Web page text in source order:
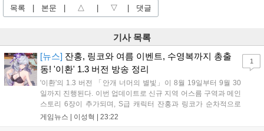
목록 본문 △ ▽ 댓글
기사 목록
[뉴스] 잔홍, 링코와 여름 이벤트, 수영복까지 총출
동! '이환' 1.3 버전 방송 정리
'이환'의 1.3 버전 「안개 너머의 별빛」이 8월 19일부터 9월 30
일까지 진행된다. 이번 업데이트로 신규 지역 어스름 구역과 메인
스토리 6장이 추가되며, S급 캐릭터 잔홍과 링코가 순차적으로
등장한다. 여름 시즌을 맞아 비치발리볼, 수상 오토바이 등 다채
게임뉴스 | 이성혁 23:22
1